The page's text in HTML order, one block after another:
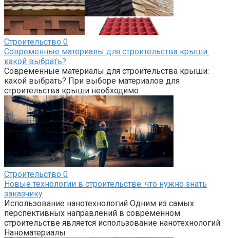
Строительство 0
Современные материалы для строительства крыши:
какой выбрать?
Современные материалы для строительства крыши:
какой выбрать? При выборе материалов для
строительства крыши необходимо
Строительство 0
Новые технологии в строительстве: что нужно знать
заказчику
Использование нанотехнологий Одним из самых
перспективных направлений в современном
строительстве является использование нанотехнологий.
Наноматериалы